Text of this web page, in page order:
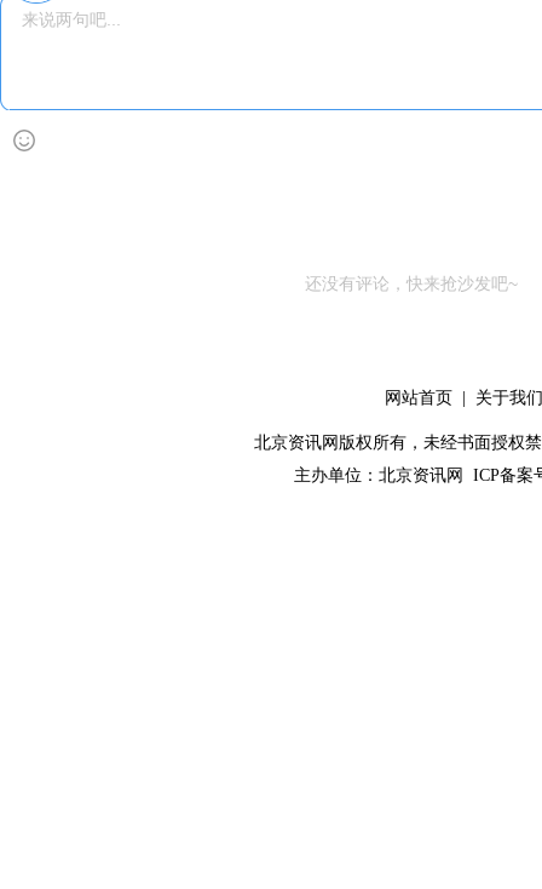
还没有评论，快来抢沙发吧~
网站首页 关于我们
北京资讯网版权所有，未经书面授权
主办单位： 北京资讯网 ICP备案